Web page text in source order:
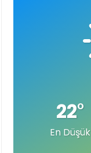
22°
En Düşük